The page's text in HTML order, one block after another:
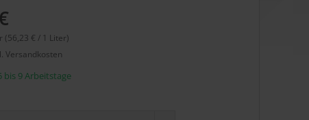
(56,23 € / 1 Liter)
Versandkosten
bis 9 Arbeitstage